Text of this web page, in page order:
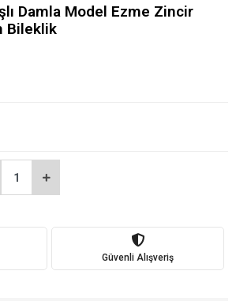
Damla Model Ezme Zincir
Bileklik
Güvenli Alışveriş